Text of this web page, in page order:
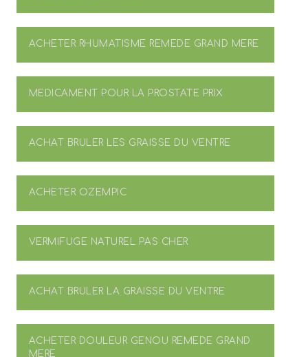
ACHETER RHUMATISME REMEDE GRAND MERE
MEDICAMENT POUR LA PROSTATE PRIX
ACHAT BRULER LES GRAISSE DU VENTRE
ACHETER OZEMPIC
VERMIFUGE NATUREL PAS CHER
ACHAT BRULER LA GRAISSE DU VENTRE
ACHETER DOULEUR GENOU REMEDE GRAND
MERE